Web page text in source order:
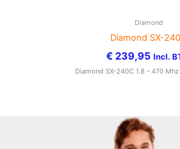
Diamond
Diamond SX-
€ 239,95 Incl.
Diamond SX-240C 1.8 – 470